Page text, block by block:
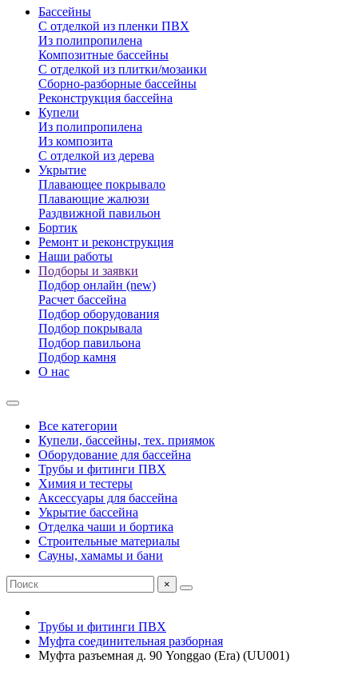
Бассейны
С отделкой из пленки ПВХ
Из полипропилена
Композитные бассейны
С отделкой из плитки/мозаики
Сборно-разборные бассейны
Реконструкция бассейна
Купели
Из полипропилена
Из композита
С отделкой из дерева
Укрытие
Плавающее покрывало
Плавающие жалюзи
Раздвижной павильон
Бортик
Ремонт и реконструкция
Наши работы
Подборы и заявки
Подбор онлайн (new)
Расчет бассейна
Подбор оборудования
Подбор покрывала
Подбор павильона
Подбор камня
О нас
Все категории
Купели, бассейны, тех. приямок
Оборудование для бассейна
Трубы и фитинги ПВХ
Химия и тестеры
Аксессуары для бассейна
Укрытие бассейна
Отделка чаши и бортика
Строительные материалы
Сауны, хамамы и бани
×
Трубы и фитинги ПВХ
Муфта соединительная разборная
Муфта разъемная д. 90 Yonggao (Era) (UU001)